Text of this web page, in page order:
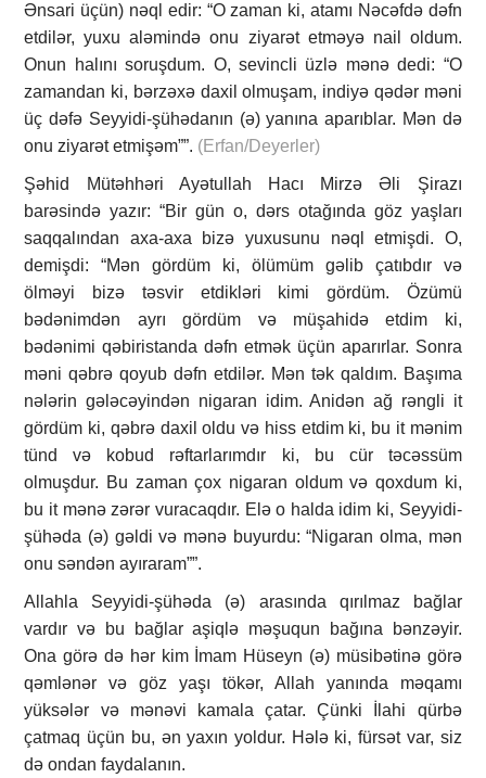
Ənsari üçün) nəql edir: “O zaman ki, atamı Nəcəfdə dəfn
etdilər, yuxu aləmində onu ziyarət etməyə nail oldum.
Onun halını soruşdum. O, sevincli üzlə mənə dedi: “O
zamandan ki, bərzəxə daxil olmuşam, indiyə qədər məni
üç dəfə Seyyidi-şühədanın (ə) yanına aparıblar. Mən də
onu ziyarət etmişəm””. (Erfan/Deyerler)
Şəhid Mütəhhəri Ayətullah Hacı Mirzə Əli Şirazı
barəsində yazır: “Bir gün o, dərs otağında göz yaşları
saqqalından axa-axa bizə yuxusunu nəql etmişdi. O,
demişdi: “Mən gördüm ki, ölümüm gəlib çatıbdır və
ölməyi bizə təsvir etdikləri kimi gördüm. Özümü
bədənimdən ayrı gördüm və müşahidə etdim ki,
bədənimi qəbiristanda dəfn etmək üçün aparırlar. Sonra
məni qəbrə qoyub dəfn etdilər. Mən tək qaldım. Başıma
nələrin gələcəyindən nigaran idim. Anidən ağ rəngli it
gördüm ki, qəbrə daxil oldu və hiss etdim ki, bu it mənim
tünd və kobud rəftarlarımdır ki, bu cür təcəssüm
olmuşdur. Bu zaman çox nigaran oldum və qoxdum ki,
bu it mənə zərər vuracaqdır. Elə o halda idim ki, Seyyidi-
şühəda (ə) gəldi və mənə buyurdu: “Nigaran olma, mən
onu səndən ayıraram””.
Allahla Seyyidi-şühəda (ə) arasında qırılmaz bağlar
vardır və bu bağlar aşiqlə məşuqun bağına bənzəyir.
Ona görə də hər kim İmam Hüseyn (ə) müsibətinə görə
qəmlənər və göz yaşı tökər, Allah yanında məqamı
yüksələr və mənəvi kamala çatar. Çünki İlahi qürbə
çatmaq üçün bu, ən yaxın yoldur. Hələ ki, fürsət var, siz
də ondan faydalanın.